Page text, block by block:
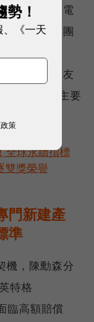
技廠，包括電
車、塔塔集團
的台達電、友
導體業的主要
全球永續指標
雙獎榮譽
門新建產
準
機，陳勳森分
特格
臨高額賠償
！
《一天
策